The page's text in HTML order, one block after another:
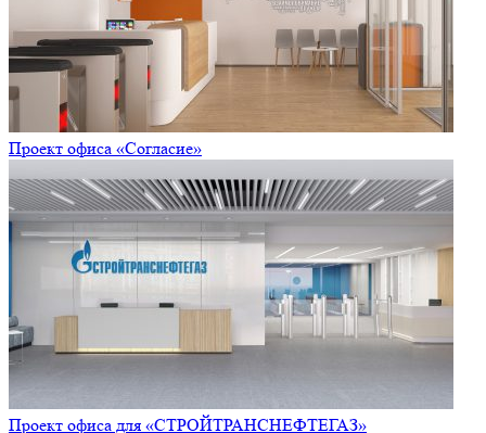
Проект офиса «Согласие»
Проект офиса для «СТРОЙТРАНСНЕФТЕГАЗ»